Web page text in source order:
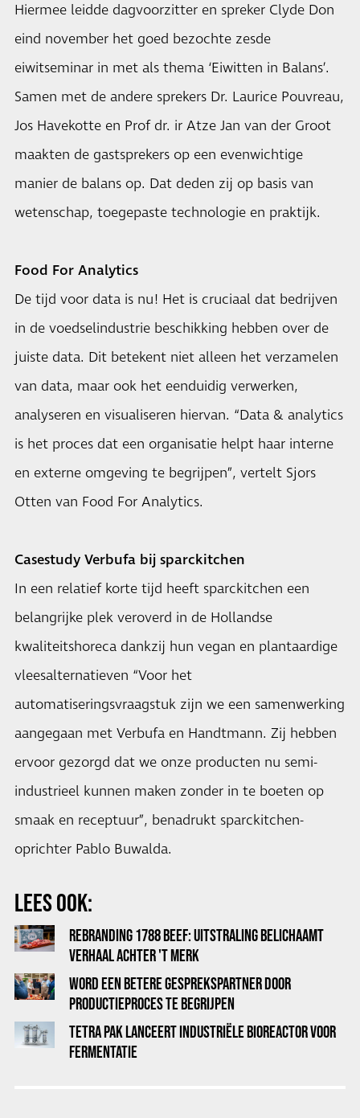
Hiermee leidde dagvoorzitter en spreker Clyde Don
eind november het goed bezochte zesde
eiwitseminar in met als thema ‘Eiwitten in Balans’.
Samen met de andere sprekers Dr. Laurice Pouvreau,
Jos Havekotte en Prof dr. ir Atze Jan van der Groot
maakten de gastsprekers op een evenwichtige
manier de balans op. Dat deden zij op basis van
wetenschap, toegepaste technologie en praktijk.
Food For Analytics
De tijd voor data is nu! Het is cruciaal dat bedrijven
in de voedselindustrie beschikking hebben over de
juiste data. Dit betekent niet alleen het verzamelen
van data, maar ook het eenduidig verwerken,
analyseren en visualiseren hiervan. “Data & analytics
is het proces dat een organisatie helpt haar interne
en externe omgeving te begrijpen”, vertelt Sjors
Otten van Food For Analytics.
Casestudy Verbufa bij sparckitchen
In een relatief korte tijd heeft sparckitchen een
belangrijke plek veroverd in de Hollandse
kwaliteitshoreca dankzij hun vegan en plantaardige
vleesalternatieven “Voor het
automatiseringsvraagstuk zijn we een samenwerking
aangegaan met Verbufa en Handtmann. Zij hebben
ervoor gezorgd dat we onze producten nu semi-
industrieel kunnen maken zonder in te boeten op
smaak en receptuur”, benadrukt sparckitchen-
oprichter Pablo Buwalda.
LEES OOK:
REBRANDING 1788 BEEF: UITSTRALING BELICHAAMT
VERHAAL ACHTER 'T MERK
WORD EEN BETERE GESPREKSPARTNER DOOR
PRODUCTIEPROCES TE BEGRIJPEN
TETRA PAK LANCEERT INDUSTRIËLE BIOREACTOR VOOR
FERMENTATIE